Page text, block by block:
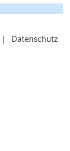
| Datenschutz